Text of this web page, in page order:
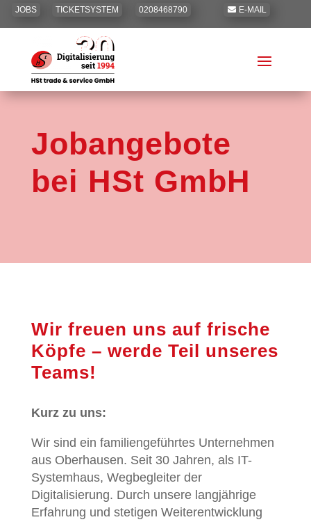
JOBS TICKETSYSTEM 0208468790 E-MAIL
Jobangebote
bei HSt GmbH
Wir freuen uns auf frische
Köpfe – werde Teil unseres
Teams!
Kurz zu uns:
Wir sind ein familiengeführtes Unternehmen
aus Oberhausen. Seit 30 Jahren, als IT-
Systemhaus, Wegbegleiter der
Digitalisierung. Durch unsere langjährige
Erfahrung und stetigen Weiterentwicklung